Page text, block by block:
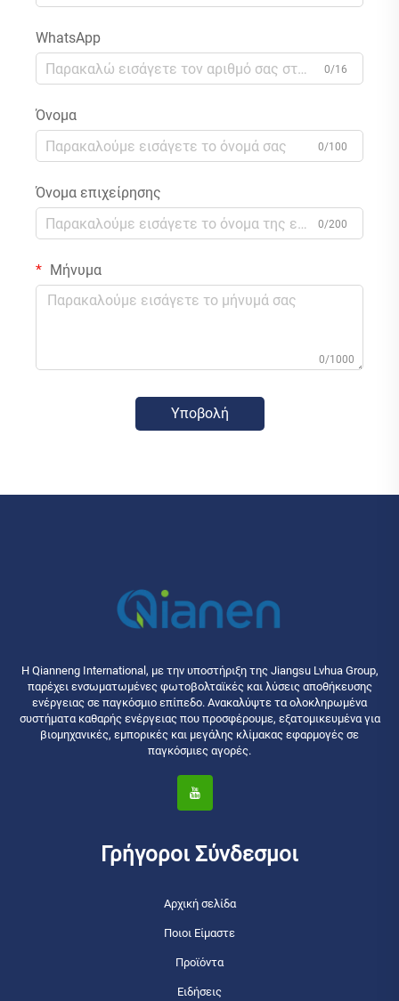
WhatsApp
0/16
Όνομα
0/100
Όνομα επιχείρησης
0/200
Μήνυμα
0/1000
Υποβολή
Η Qianneng International, με την υποστήριξη της Jiangsu Lvhua Group,
παρέχει ενσωματωμένες φωτοβολταϊκές και λύσεις αποθήκευσης
ενέργειας σε παγκόσμιο επίπεδο. Ανακαλύψτε τα ολοκληρωμένα
συστήματα καθαρής ενέργειας που προσφέρουμε, εξατομικευμένα για
βιομηχανικές, εμπορικές και μεγάλης κλίμακας εφαρμογές σε
παγκόσμιες αγορές.
Γρήγοροι Σύνδεσμοι
Αρχική σελίδα
Ποιοι Είμαστε
Προϊόντα
Ειδήσεις